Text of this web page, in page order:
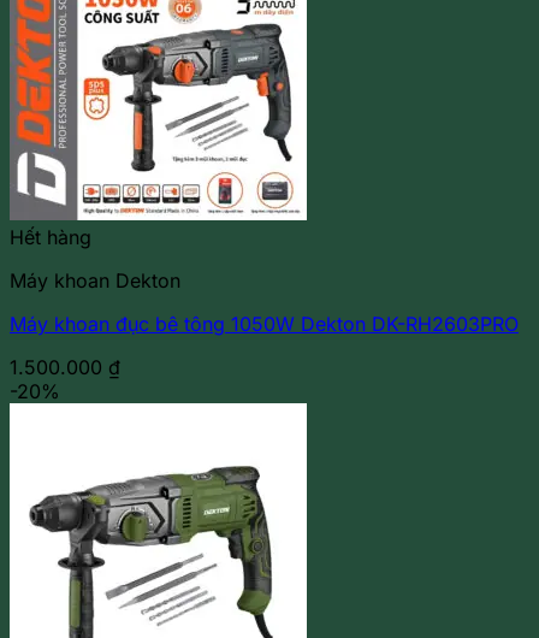
Hết hàng
Máy khoan Dekton
Máy khoan đục bê tông 1050W Dekton DK-RH2603PRO
1.500.000 ₫
-20%